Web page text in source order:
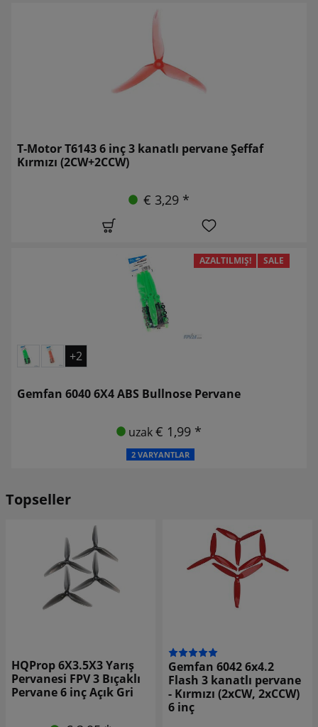
T-Motor T6143 6 inç 3 kanatlı pervane Şeffaf
Kırmızı (2CW+2CCW)
€ 3,29 *
AZALTILMIŞ! SALE
+2
Gemfan 6040 6X4 ABS Bullnose Pervane
uzak€ 1,99 *
2 VARYANTLAR
Topseller
HQProp 6X3.5X3 Yarış
Pervanesi FPV 3 Bıçaklı
Pervane 6 inç Açık Gri
Gemfan 6042 6x4.2
Flash 3 kanatlı pervane
- Kırmızı (2xCW, 2xCCW)
6 inç